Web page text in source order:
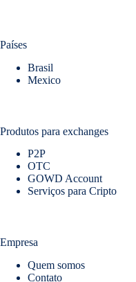
Países
Brasil
Mexico
Produtos para exchanges
P2P
OTC
GOWD Account
Serviços para Cripto
Empresa
Quem somos
Contato